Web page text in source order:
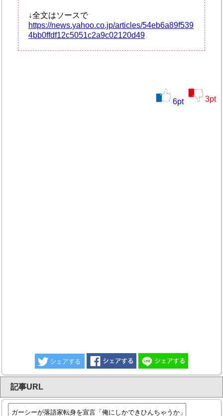
↓全文はソースで
https://news.yahoo.co.jp/articles/54eb6a89f539
4bb0ffdf12c5051c2a9c02120d49
6pt 3pt
記事URL